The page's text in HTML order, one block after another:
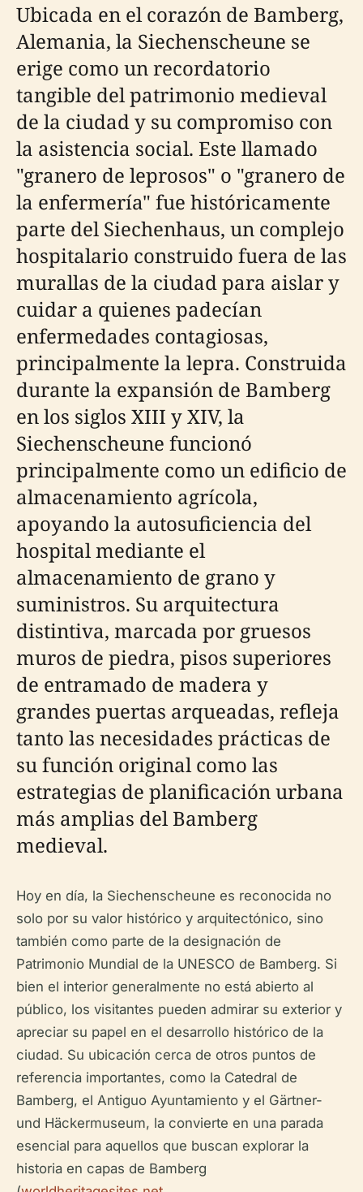
Ubicada en el corazón de Bamberg,
Alemania, la Siechenscheune se
erige como un recordatorio
tangible del patrimonio medieval
de la ciudad y su compromiso con
la asistencia social. Este llamado
"granero de leprosos" o "granero de
la enfermería" fue históricamente
parte del Siechenhaus, un complejo
hospitalario construido fuera de las
murallas de la ciudad para aislar y
cuidar a quienes padecían
enfermedades contagiosas,
principalmente la lepra. Construida
durante la expansión de Bamberg
en los siglos XIII y XIV, la
Siechenscheune funcionó
principalmente como un edificio de
almacenamiento agrícola,
apoyando la autosuficiencia del
hospital mediante el
almacenamiento de grano y
suministros. Su arquitectura
distintiva, marcada por gruesos
muros de piedra, pisos superiores
de entramado de madera y
grandes puertas arqueadas, refleja
tanto las necesidades prácticas de
su función original como las
estrategias de planificación urbana
más amplias del Bamberg
medieval.
Hoy en día, la Siechenscheune es reconocida no
solo por su valor histórico y arquitectónico, sino
también como parte de la designación de
Patrimonio Mundial de la UNESCO de Bamberg. Si
bien el interior generalmente no está abierto al
público, los visitantes pueden admirar su exterior y
apreciar su papel en el desarrollo histórico de la
ciudad. Su ubicación cerca de otros puntos de
referencia importantes, como la Catedral de
Bamberg, el Antiguo Ayuntamiento y el Gärtner-
und Häckermuseum, la convierte en una parada
esencial para aquellos que buscan explorar la
historia en capas de Bamberg